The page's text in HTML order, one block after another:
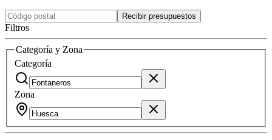
Recibir presupuestos
Filtros
Categoría y Zona
Categoría
Zona